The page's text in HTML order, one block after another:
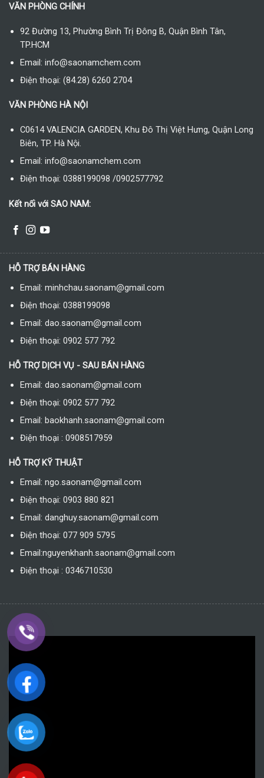
VĂN PHÒNG CHÍNH
92 Đường 13, Phường Bình Trị Đông B, Quận Bình Tân,
TP.HCM
Email: info@saonamchem.com
Điện thoại: (84.28) 6260 2704
VĂN PHÒNG HÀ NỘI
C0614 VALENCIA GARDEN, Khu Đô Thị Việt Hưng, Quận Long
Biên, TP. Hà Nội.
Email: info@saonamchem.com
Điện thoại: 0388199098 /0902577792
Kết nối với SAO NAM:
HỖ TRỢ BÁN HÀNG
Email: minhchau.saonam@gmail.com
Điện thoại: 0388199098
Email: dao.saonam@gmail.com
Điện thoại: 0902 577 792
HỖ TRỢ DỊCH VỤ - SAU BÁN HÀNG
Email: dao.saonam@gmail.com
Điện thoại: 0902 577 792
Email: baokhanh.saonam@gmail.com
Điện thoại : 0908517959
HỖ TRỢ KỸ THUẬT
Email: ngo.saonam@gmail.com
Điện thoại: 0903 880 821
Email: danghuy.saonam@gmail.com
Điện thoại: 077 909 5795
Email:nguyenkhanh.saonam@gmail.com
Điện thoại : 0346710530